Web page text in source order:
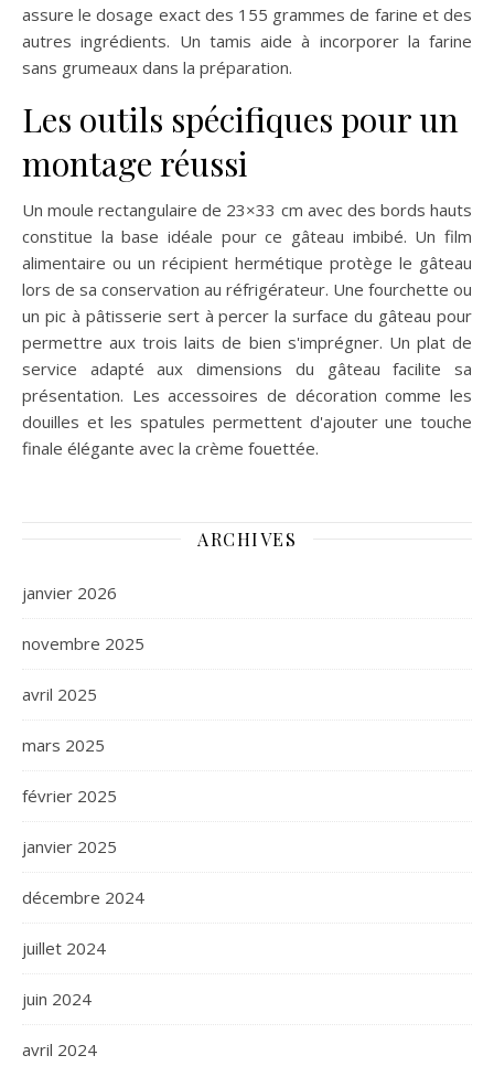
assure le dosage exact des 155 grammes de farine et des
autres ingrédients. Un tamis aide à incorporer la farine
sans grumeaux dans la préparation.
Les outils spécifiques pour un
montage réussi
Un moule rectangulaire de 23×33 cm avec des bords hauts
constitue la base idéale pour ce gâteau imbibé. Un film
alimentaire ou un récipient hermétique protège le gâteau
lors de sa conservation au réfrigérateur. Une fourchette ou
un pic à pâtisserie sert à percer la surface du gâteau pour
permettre aux trois laits de bien s'imprégner. Un plat de
service adapté aux dimensions du gâteau facilite sa
présentation. Les accessoires de décoration comme les
douilles et les spatules permettent d'ajouter une touche
finale élégante avec la crème fouettée.
ARCHIVES
janvier 2026
novembre 2025
avril 2025
mars 2025
février 2025
janvier 2025
décembre 2024
juillet 2024
juin 2024
avril 2024